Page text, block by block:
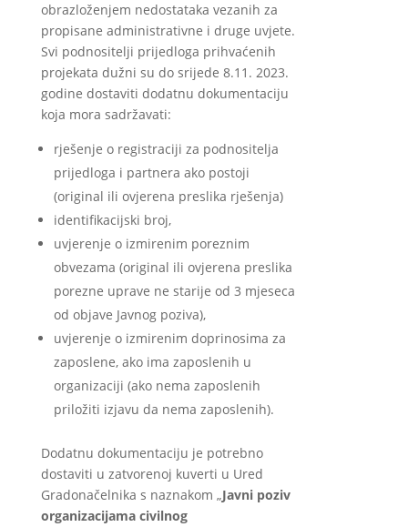
obrazloženjem nedostataka vezanih za
propisane administrativne i druge uvjete.
Svi podnositelji prijedloga prihvaćenih
projekata dužni su do srijede 8.11. 2023.
godine dostaviti dodatnu dokumentaciju
koja mora sadržavati:
rješenje o registraciji za podnositelja
prijedloga i partnera ako postoji
(original ili ovjerena preslika rješenja)
identifikacijski broj,
uvjerenje o izmirenim poreznim
obvezama (original ili ovjerena preslika
porezne uprave ne starije od 3 mjeseca
od objave Javnog poziva),
uvjerenje o izmirenim doprinosima za
zaposlene, ako ima zaposlenih u
organizaciji (ako nema zaposlenih
priložiti izjavu da nema zaposlenih).
Dodatnu dokumentaciju je potrebno
dostaviti u zatvorenoj kuverti u Ured
Gradonačelnika s naznakom „Javni poziv
organizacijama civilnog